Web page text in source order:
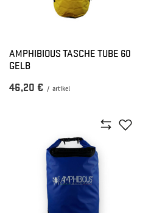
AMPHIBIOUS TASCHE TUBE 60
GELB
46,20 € / artikel